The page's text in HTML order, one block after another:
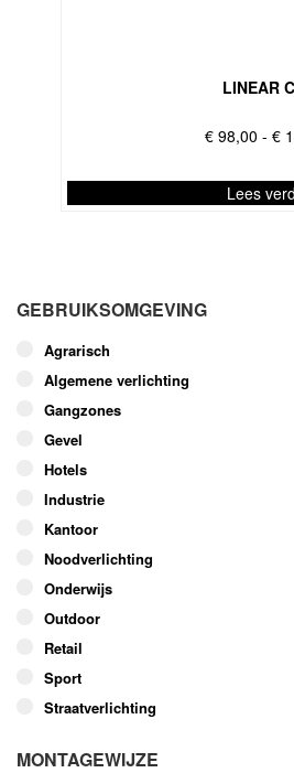
LINEAR
€98,00 - €
Lees
variaties.
optie
kan
gekozen
worden
op
productpagina
GEBRUIKSOMGEVING
Agrarisch
Algemene verlichting
Gangzones
Gevel
Hotels
Industrie
Kantoor
Noodverlichting
Onderwijs
Outdoor
Retail
Sport
Straatverlichting
MONTAGEWIJZE